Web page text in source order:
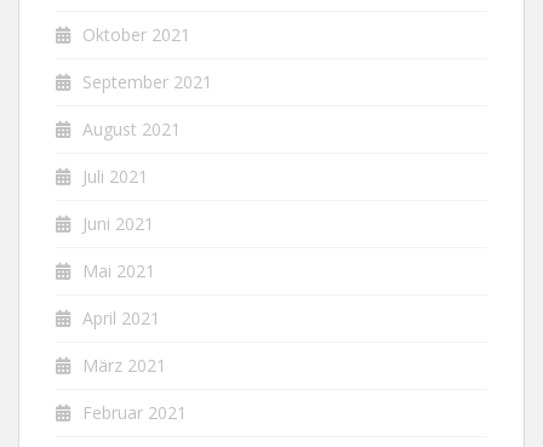
Oktober 2021
September 2021
August 2021
Juli 2021
Juni 2021
Mai 2021
April 2021
März 2021
Februar 2021